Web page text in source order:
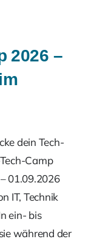
2026 –
dein Tech-
Camp
01.09.2026
IT, Technik
ein- bis
während der